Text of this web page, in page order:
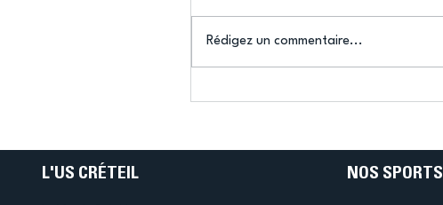
Rédigez un commentaire...
L'US CRÉTEIL NOS SPORTS